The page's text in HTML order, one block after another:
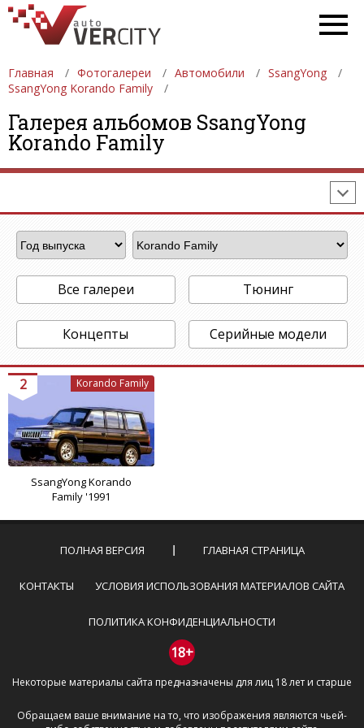
Главная Фотогалереи Автомобили
SsangYong
SsangYong Korando Family
Галерея альбомов SsangYong
Korando Family
ФОТОГАЛЕРЕИ АВТОМОБИЛИ
ДЕВУШКИ
АВТОСАЛОНЫ
ФОРМУЛА-1
Все галереи Тюнинг
Концепты Серийные модели
SsangYong Korando
Family '1991
2 Korando Family
ПОЛНАЯ ВЕРСИЯ ГЛАВНАЯ СТРАНИЦА
КОНТАКТЫ УСЛОВИЯ ИСПОЛЬЗОВАНИЯ МАТЕРИАЛОВ САЙТА
ПОЛИТИКА КОНФИДЕНЦИАЛЬНОСТИ
18+
Некоторые материалы сайта предназначены для лиц 18 лет и старше
Обращаем ваше внимание на то, что изображения являются чьей-